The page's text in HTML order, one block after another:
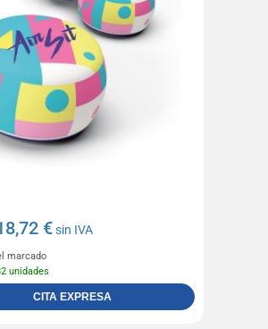
€sin IVA
marcado
unidades
CITA EXPRESA